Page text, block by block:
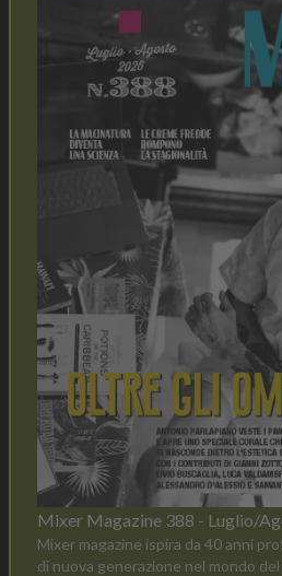
Mixer Magazine 388 - Luglio/
Mixer magazine ispira da 40 anni
di nuova generazione nel mondo